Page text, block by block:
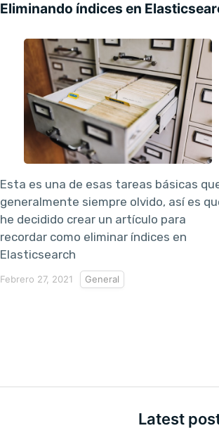
Eliminando índices en
Esta es una de esas tareas básicas
generalmente siempre olvido, así es
he decidido crear un artículo para
recordar como eliminar índices en
Elasticsearch
Febrero 27, 2021 General
Latest